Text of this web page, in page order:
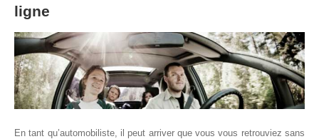
ligne
En tant qu’automobiliste, il peut arriver que vous vous retrouviez sans